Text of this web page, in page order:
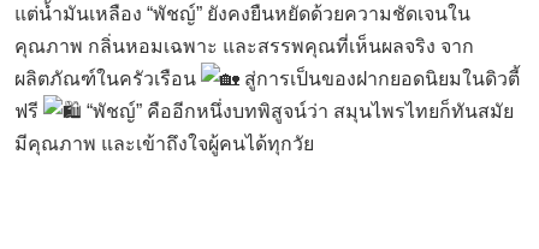
แต่น้ำมันเหลือง “พัชญ์” ยังคงยืนหยัดด้วยความชัดเจนใน
คุณภาพ กลิ่นหอมเฉพาะ และสรรพคุณที่เห็นผลจริง จาก
ผลิตภัณฑ์ในครัวเรือน
สู่การเป็นของฝากยอดนิยมในดิวตี้
ฟรี
“พัชญ์” คืออีกหนึ่งบทพิสูจน์ว่า สมุนไพรไทยก็ทันสมัย
มีคุณภาพ และเข้าถึงใจผู้คนได้ทุกวัย